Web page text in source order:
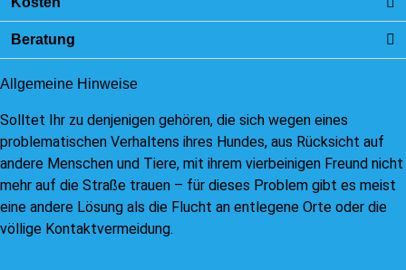
Beratung
Allgemeine Hinweise
Solltet Ihr zu denjenigen gehören, die sich wegen eines
problematischen Verhaltens ihres Hundes, aus Rücksicht auf
andere Menschen und Tiere, mit ihrem vierbeinigen Freund nicht
mehr auf die Straße trauen – für dieses Problem gibt es meist
eine andere Lösung als die Flucht an entlegene Orte oder die
völlige Kontaktvermeidung.